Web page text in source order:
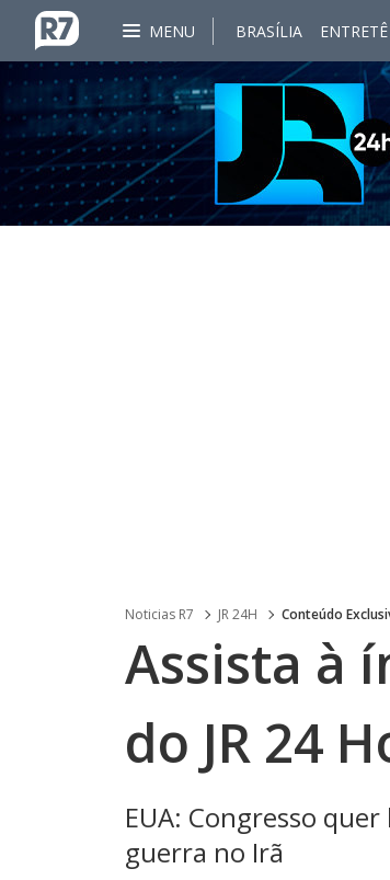
MENU BRASÍLIA ENTRETÊ
Noticias R7 JR 24H Conteúdo
Assista à
do JR 24
EUA: Congresso
guerra no Irã